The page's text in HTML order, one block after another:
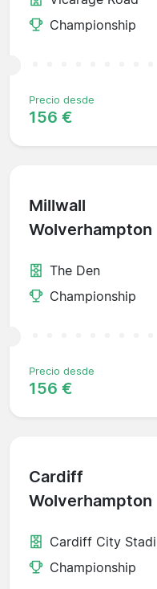
Championship
Precio desde
156 €
Millwall
Wolverhampton
The Den
Championship
Precio desde
156 €
Cardiff
Wolverhampton
Cardiff City
Championship